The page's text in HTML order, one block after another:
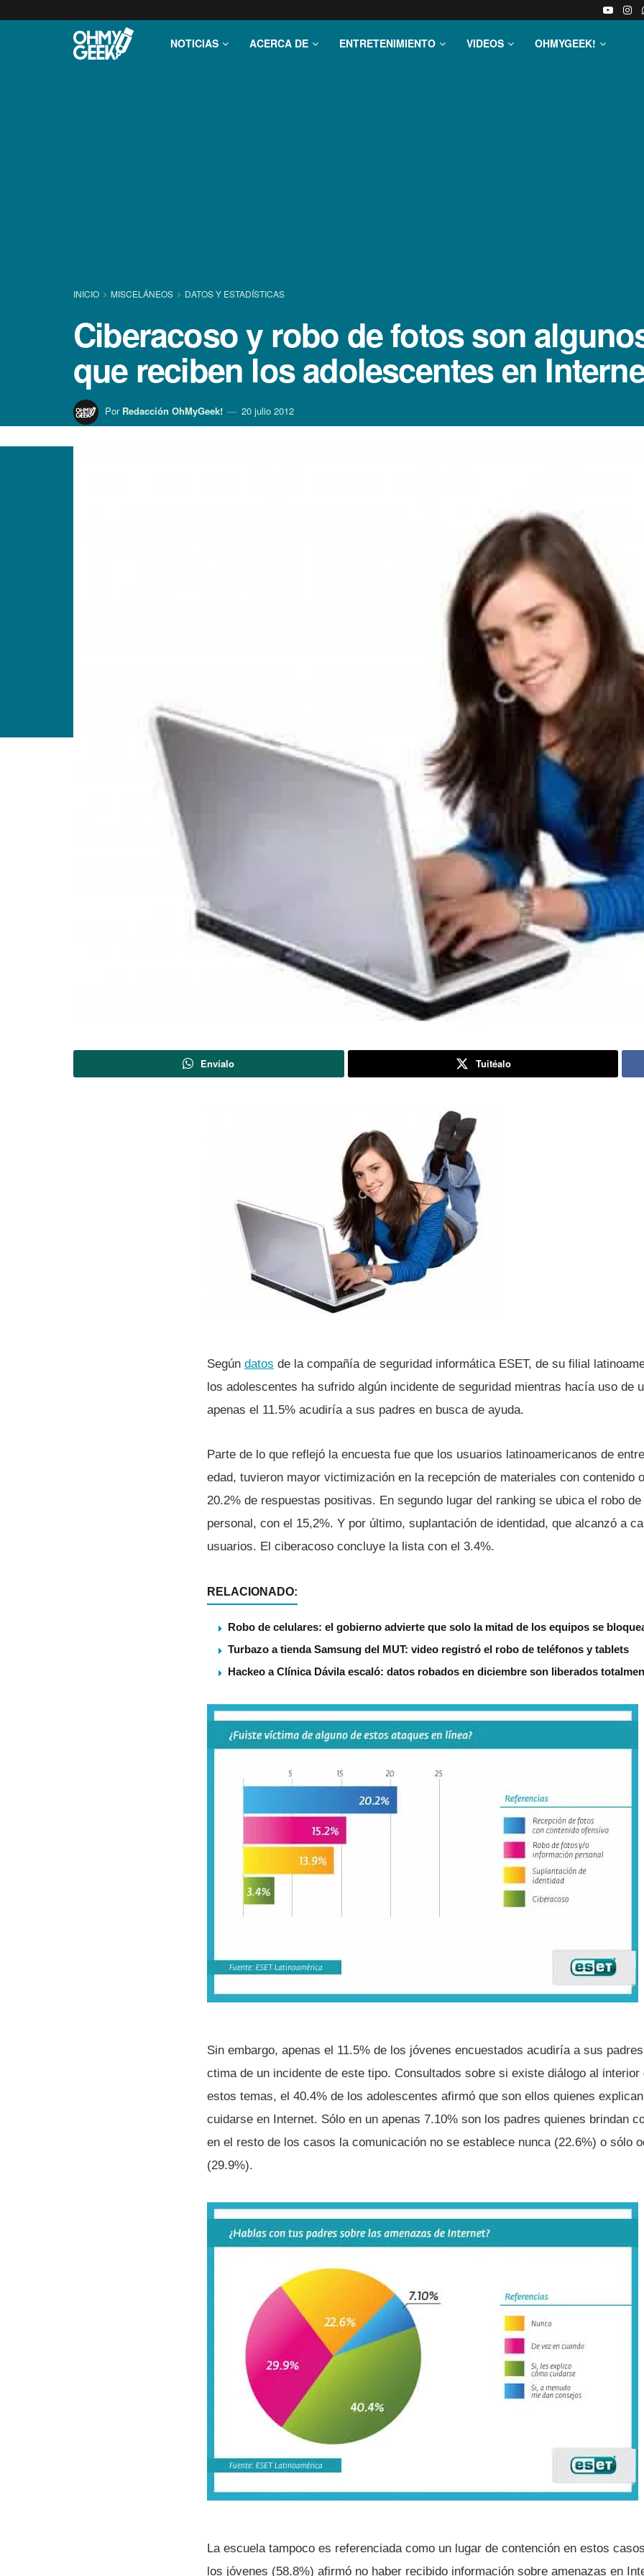
NOTICIAS ACERCA DE ENTRETENIMIENTO VIDEOS OHMYGEEK!
INICIO MISCELÁNEOS DATOS Y ESTADÍ­STICAS
Ciberacoso y robo de fotos son
que reciben los adolescentes en
Por Redacción OhMyGeek! 20 julio 2012
Envíalo Tuitéalo
Según datos de la compañí­a de seguridad informática ESET, de su filial
los adolescentes ha sufrido algún incidente de seguridad mientras hací­a uso de
apenas el 11.5% acudirí­a a sus padres en busca de ayuda.
Parte de lo que reflejó la encuesta fue que los usuarios latinoamericanos de
edad, tuvieron mayor victimización en la recepción de materiales con contenido
20.2% de respuestas positivas. En segundo lugar del ranking se ubica el robo
personal, con el 15,2%. Y por último, suplantación de identidad, que alcanzó a
usuarios. El ciberacoso concluye la lista con el 3.4%.
RELACIONADO:
Robo de celulares: el gobierno advierte que solo la mitad de los equipos se
Turbazo a tienda Samsung del MUT: video registró el robo de teléfonos y tablets
Hackeo a Clínica Dávila escaló: datos robados en diciembre son liberados
Sin embargo, apenas el 11.5% de los jóvenes encuestados acudirí­a a sus
ctima de un incidente de este tipo. Consultados sobre si existe diálogo al
estos temas, el 40.4% de los adolescentes afirmó que son ellos quienes
cuidarse en Internet. Sólo en un apenas 7.10% son los padres quienes brindan
en el resto de los casos la comunicación no se establece nunca (22.6%) o sólo
(29.9%).
La escuela tampoco es referenciada como un lugar de contención en estos
los jóvenes (58.8%) afirmó no haber recibido información sobre amenazas en